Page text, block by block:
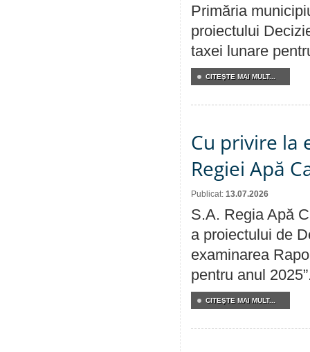
Primăria
proiectului
taxei lunare
CITEŞTE MAI MULT...
Cu privire la
Regiei Apă
Publicat: 13.07.2026
S.A. Regia Apă
a proiectului de
examinarea
pentru anul
CITEŞTE MAI MULT...